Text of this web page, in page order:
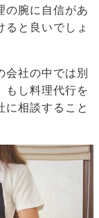
の腕に自信があ
ると良いでしょ
会社の中では別
もし料理代行を
に相談すること